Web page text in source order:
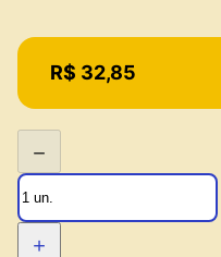
Price:
R$ 32,85
−
+